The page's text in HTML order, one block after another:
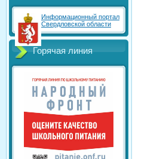
Информационный портал
Свердловской области
Горячая линия